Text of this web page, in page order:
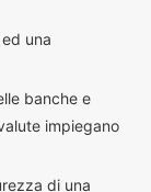
una
banche e
impiegano
di una